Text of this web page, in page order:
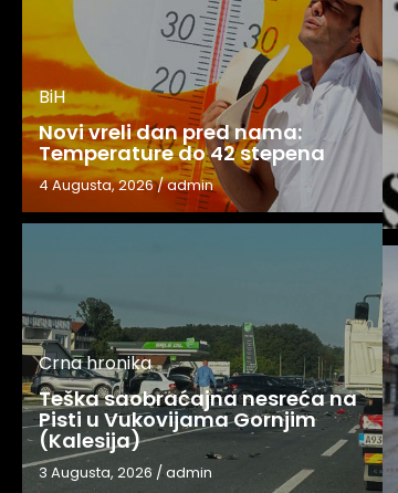
BiH
Novi vreli dan pred nama:
Temperature do 42 stepena
4 Augusta, 2026/admin
Crna hronika
Teška saobraćajna nesreća na
Pisti u Vukovijama Gornjim
(Kalesija)
3 Augusta, 2026 /admin